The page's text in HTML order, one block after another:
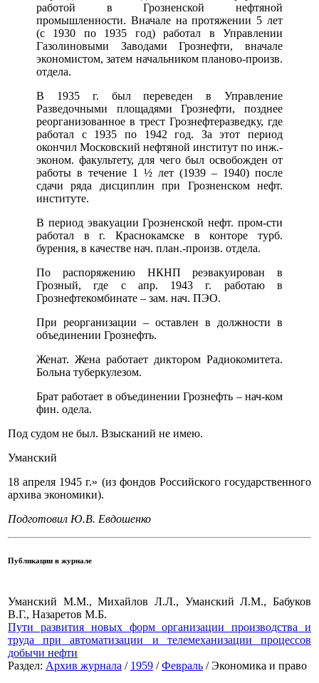
работой в Грозненской нефтяной
промышленности. Вначале на протяжении 5 лет
(с 1930 по 1935 год) работал в Управлении
Газолиновыми Заводами Грознефти, вначале
экономистом, затем начальником планово-произв.
отдела.
В 1935 г. был переведен в Управление
Разведочными площадями Грознефти, позднее
реорганизованное в трест Грознефтеразведку, где
работал с 1935 по 1942 год. За этот период
окончил Московский нефтяной институт по инж.-
эконом. факультету, для чего был освобожден от
работы в течение 1 ½ лет (1939 – 1940) после
сдачи ряда дисциплин при Грозненском нефт.
институте.
В период эвакуации Грозненской нефт. пром-сти
работал в г. Краснокамске в конторе турб.
бурения, в качестве нач. план.-произв. отдела.
По распоряжению НКНП реэвакуирован в
Грозный, где с апр. 1943 г. работаю в
Грознефтекомбинате – зам. нач. ПЭО.
При реорганизации – оставлен в должности в
объединении Грознефть.
Женат. Жена работает диктором Радиокомитета.
Больна туберкулезом.
Брат работает в объединении Грознефть – нач-ком
фин. одела.
Под судом не был. Взысканий не имею.
Уманский
18 апреля 1945 г.» (из фондов Российского государственного
архива экономики).
Подготовил Ю.В. Евдошенко
Публикации в журнале
Уманский М.М., Михайлов Л.Л., Уманский Л.М., Бабуков
В.Г., Назаретов М.Б.
Пути развития новых форм организации производства и
труда при автоматизации и телемеханизации процессов
добычи нефти
Раздел: Архив журнала / 1959 /Февраль / Экономика и право